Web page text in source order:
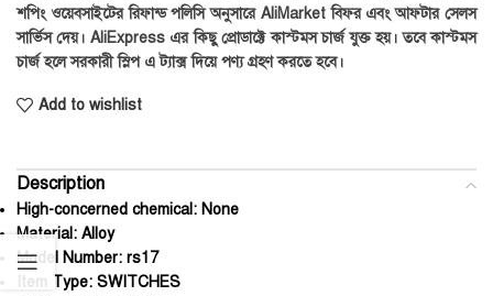
শপিং ওয়েবসাইটের রিফান্ড পলিসি অনুসারে AliMarket বিফর এবং আফটার সেলস
সার্ভিস দেয়। AliExpress এর কিছু প্রোডাক্টে কাস্টমস চার্জ যুক্ত হয়। তবে কাস্টমস
চার্জ হলে সরকারী স্লিপ এ ট্যাক্স দিয়ে পণ্য গ্রহণ করতে হবে।
Add to wishlist
Description
High-concerned chemical: None
Material: Alloy
Model Number: rs17
Item Type: SWITCHES